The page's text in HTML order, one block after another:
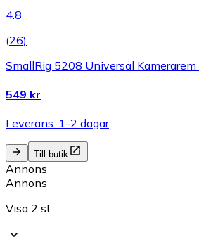
4.8
(26)
SmallRig 5208 Universal
549 kr
Leverans: 1-2 dagar
Till butik
Annons
Annons
Visa 2 st